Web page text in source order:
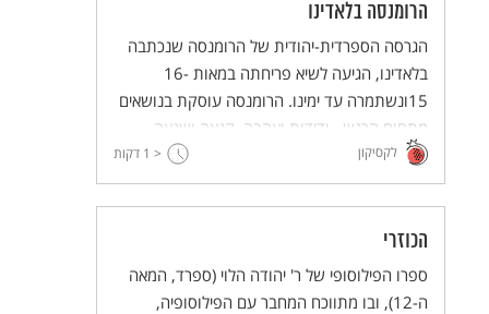
הרומנסה בלאדינו
הגרסה הספרדית-יהודית של הרומנסה שנכתבה
בלאדינו, הגיעה לשיא פריחתה במאות 16-
15ונשתמרה עד ימינו. הרומנסה עוסקת בנושאים
מתחום הרגש - ידידות ואהבה, קנאה ושנאה,
בדמויות מקראיות ועוד.
לקסיקון < 1 דקות
הכוזרי
ספרו הפילוסופי של ר' יהודה הלוי (ספרד, המאה
ה-12), ובו מתווכח המחבר עם הפילוסופיה,